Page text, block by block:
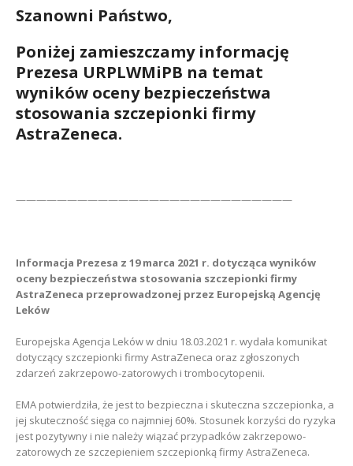
Szanowni Państwo,
Poniżej zamieszczamy informację
Prezesa URPLWMiPB na temat
wyników oceny bezpieczeństwa
stosowania szczepionki firmy
AstraZeneca.
———————————————————————————
Informacja Prezesa z 19 marca 2021 r. dotycząca wyników
oceny bezpieczeństwa stosowania szczepionki firmy
AstraZeneca przeprowadzonej przez Europejską Agencję
Leków
Europejska Agencja Leków w dniu 18.03.2021 r. wydała komunikat
dotyczący szczepionki firmy AstraZeneca oraz zgłoszonych
zdarzeń zakrzepowo-zatorowych i trombocytopenii.
EMA potwierdziła, że jest to bezpieczna i skuteczna szczepionka, a
jej skuteczność sięga co najmniej 60%. Stosunek korzyści do ryzyka
jest pozytywny i nie należy wiązać przypadków zakrzepowo-
zatorowych ze szczepieniem szczepionką firmy AstraZeneca.